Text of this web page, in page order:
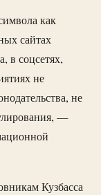
как
сайтах
в соцсетях,
не
не
—
Кузбасса